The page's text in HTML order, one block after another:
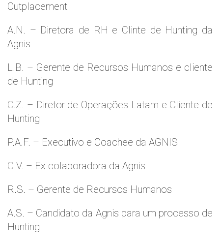
Outplacement
A.N. – Diretora de RH e Clinte de Hunting da
Agnis
L.B. – Gerente de Recursos Humanos e cliente
de Hunting
O.Z. – Diretor de Operações Latam e Cliente de
Hunting
P.A.F. – Executivo e Coachee da AGNIS
C.V. – Ex colaboradora da Agnis
R.S. – Gerente de Recursos Humanos
A.S. – Candidato da Agnis para um processo de
Hunting